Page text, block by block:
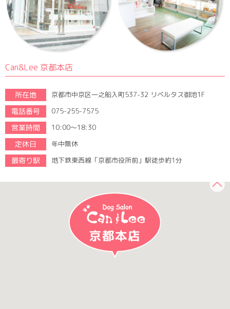
Can&Lee 京都本店
所在地 京都市中京区一之船入町537-32 リベルタス御池1F
電話番号 075-255-7575
営業時間 10:00～18:30
定休日 年中無休
最寄り駅 地下鉄東西線「京都市役所前」駅徒歩約1分